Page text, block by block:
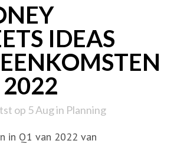
IDEAS
op 5 Augin Planning
in Q1 van 2022 van